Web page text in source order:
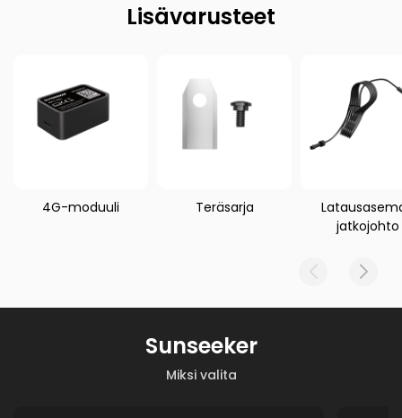
Lisävarusteet
4G-moduuli Teräsarja
jatkojohto
Miksi valita
Sunseeker